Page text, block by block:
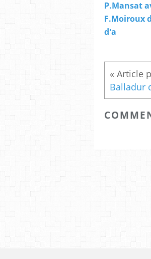
P.Mansat
F.Moiroux
d'a
Balladur